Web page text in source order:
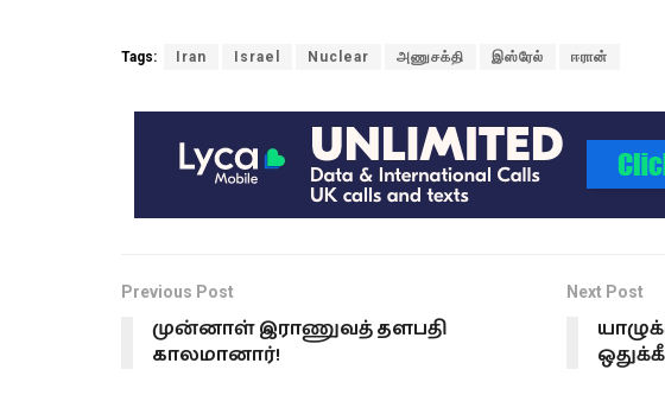
Tags: Iran Israel Nuclear அணுசக்தி இஸ்ரேல் ஈரான்
Previous Post
முன்னாள் இராணுவத் தளபதி
காலமானார்!
Next Post